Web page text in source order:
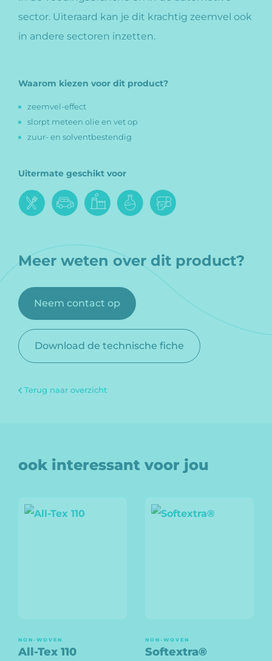
sector. Uiteraard kan je dit krachtig zeemvel ook
in andere sectoren inzetten.
Waarom kiezen voor dit product?
zeemvel-effect
slorpt meteen olie en vet op
zuur- en solventbestendig
Uitermate geschikt voor
Meer weten over dit product?
Neem contact op
Download de technische fiche
Terug naar overzicht
ook interessant voor jou
NON-WOVEN
All-Tex 110
NON-WOVEN
Softextra®